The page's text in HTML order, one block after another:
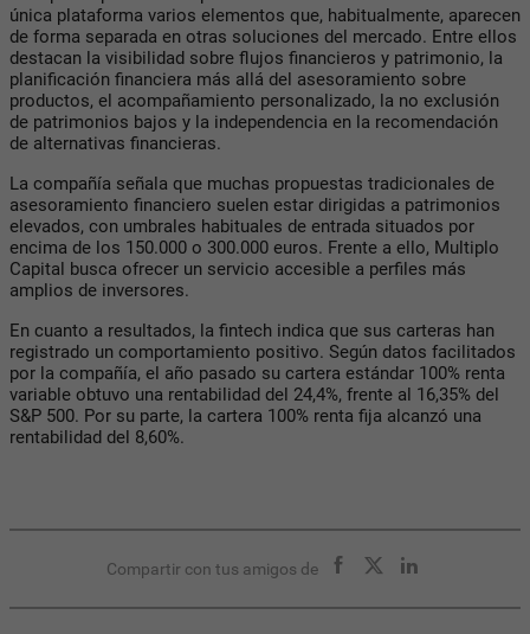
única plataforma varios elementos que, habitualmente, aparecen
de forma separada en otras soluciones del mercado. Entre ellos
destacan la visibilidad sobre flujos financieros y patrimonio, la
planificación financiera más allá del asesoramiento sobre
productos, el acompañamiento personalizado, la no exclusión
de patrimonios bajos y la independencia en la recomendación
de alternativas financieras.
La compañía señala que muchas propuestas tradicionales de
asesoramiento financiero suelen estar dirigidas a patrimonios
elevados, con umbrales habituales de entrada situados por
encima de los 150.000 o 300.000 euros. Frente a ello, Multiplo
Capital busca ofrecer un servicio accesible a perfiles más
amplios de inversores.
En cuanto a resultados, la fintech indica que sus carteras han
registrado un comportamiento positivo. Según datos facilitados
por la compañía, el año pasado su cartera estándar 100% renta
variable obtuvo una rentabilidad del 24,4%, frente al 16,35% del
S&P 500. Por su parte, la cartera 100% renta fija alcanzó una
rentabilidad del 8,60%.
Compartir con tus amigos de